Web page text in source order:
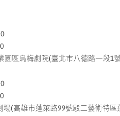
園區烏梅劇院(臺北市八德路一段1
(高雄市蓬萊路99號駁二藝術特區